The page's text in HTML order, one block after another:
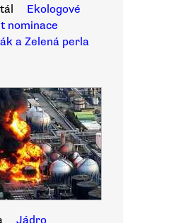
Ekologové
nominace
a Zelená perla
Jádro